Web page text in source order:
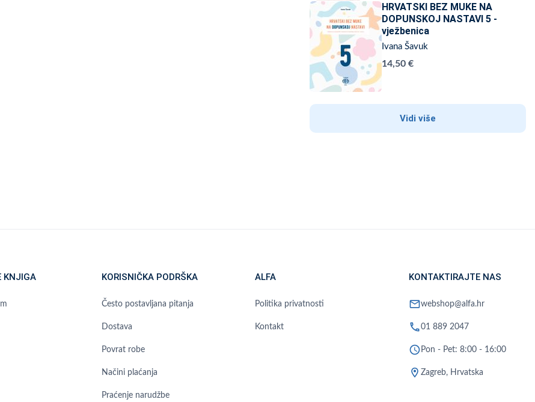
HRVATSKI BEZ MUKE NA
DOPUNSKOJ NASTAVI 5 -
vježbenica
Ivana Šavuk
14,50 €
Vidi više
KNJIGA KORISNIČKA PODRŠKA
Često postavljana pitanja
Dostava
Povrat robe
Načini plaćanja
Praćenje narudžbe
ALFA
Politika privatnosti
Kontakt
KONTAKTIRAJTE NAS
mailwebshop@alfa.hr
phone01 889 2047
schedule Pon - Pet: 8:00 - 16:00
location_on Zagreb, Hrvatska